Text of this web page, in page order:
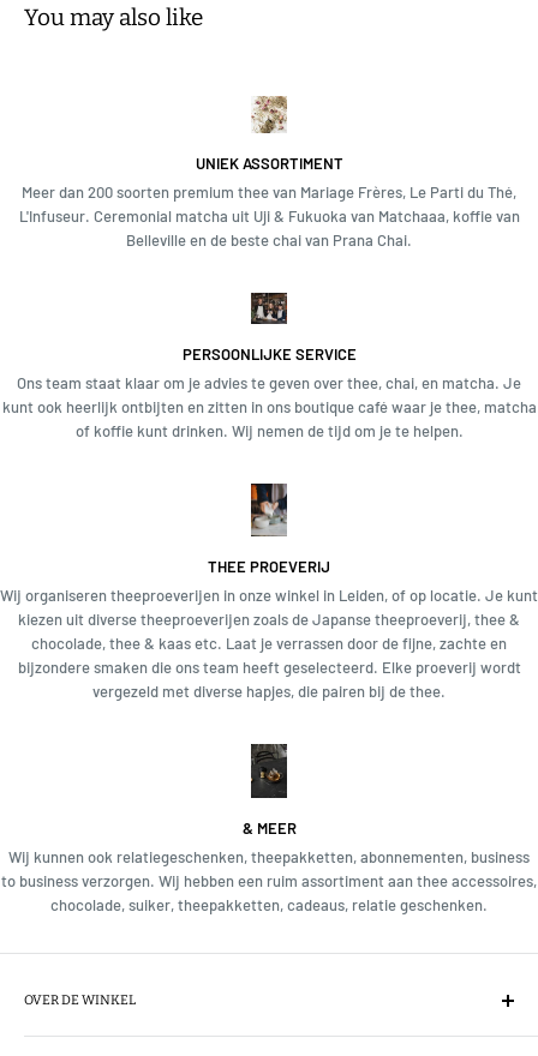
You may also like
UNIEK ASSORTIMENT
Meer dan 200 soorten premium thee van Mariage Frères, Le Parti du Thé,
L'Infuseur. Ceremonial matcha uit Uji & Fukuoka van Matchaaa, koffie van
Belleville en de beste chai van Prana Chai.
PERSOONLIJKE SERVICE
Ons team staat klaar om je advies te geven over thee, chai, en matcha. Je
kunt ook heerlijk ontbijten en zitten in ons boutique café waar je thee, matcha
of koffie kunt drinken. Wij nemen de tijd om je te helpen.
THEE PROEVERIJ
Wij organiseren theeproeverijen in onze winkel in Leiden, of op locatie. Je kunt
kiezen uit diverse theeproeverijen zoals de Japanse theeproeverij, thee &
chocolade, thee & kaas etc. Laat je verrassen door de fijne, zachte en
bijzondere smaken die ons team heeft geselecteerd. Elke proeverij wordt
vergezeld met diverse hapjes, die pairen bij de thee.
& MEER
Wij kunnen ook relatiegeschenken, theepakketten, abonnementen, business
to business verzorgen. Wij hebben een ruim assortiment aan thee accessoires,
chocolade, suiker, theepakketten, cadeaus, relatie geschenken.
OVER DE WINKEL
Wij importeren direct de thee van het exclusieve theemerk Mariage